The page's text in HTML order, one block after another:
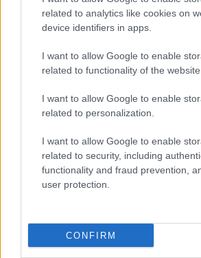
related to analytics like cookies on
device identifiers in apps.
I want to allow Google to enable
related to functionality of the website
I want to allow Google to enable
related to personalization.
I want to allow Google to enable
related to security, including
functionality and fraud prevention,
user protection.
CONFIRM
PODCASTS
Η Maria Rolls χωρίς φίλτρο